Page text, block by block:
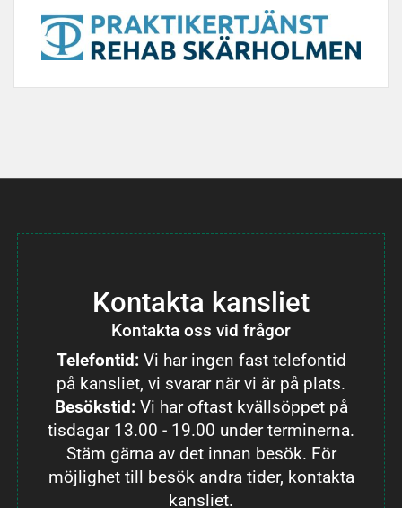
Kontakta kansliet
Kontakta oss vid frågor
Telefontid: Vi har ingen fast telefontid
på kansliet, vi svarar när vi är på plats.
Besökstid: Vi har oftast kvällsöppet på
tisdagar 13.00 - 19.00 under terminerna.
Stäm gärna av det innan besök. För
möjlighet till besök andra tider, kontakta
kansliet.